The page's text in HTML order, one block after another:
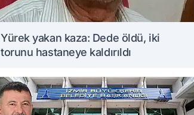
Yürek yakan kaza: Dede öldü, iki
torunu hastaneye kaldırıldı